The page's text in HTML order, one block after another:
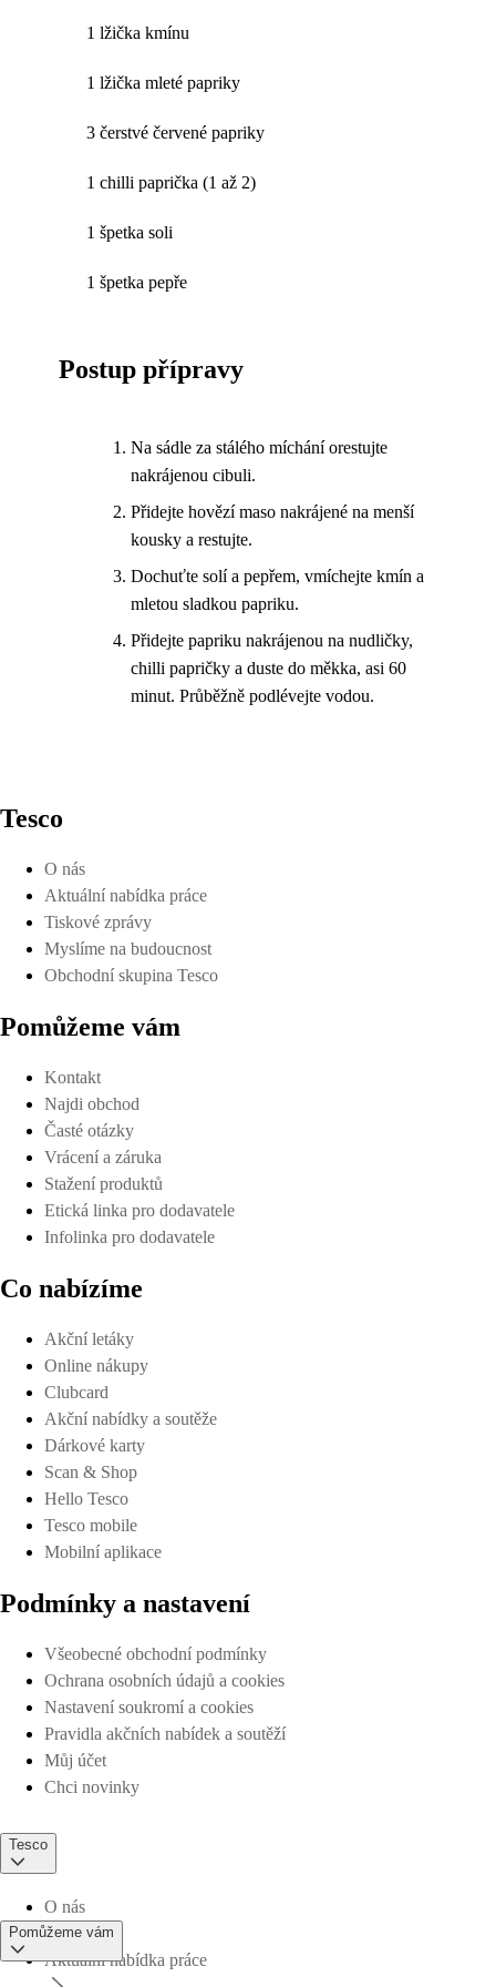
1 lžička kmínu
1 lžička mleté papriky
3 čerstvé červené papriky
1 chilli paprička (1 až 2)
1 špetka soli
1 špetka pepře
Postup přípravy
Na sádle za stálého míchání orestujte
nakrájenou cibuli.
Přidejte hovězí maso nakrájené na menší
kousky a restujte.
Dochuťte solí a pepřem, vmíchejte kmín a
mletou sladkou papriku.
Přidejte papriku nakrájenou na nudličky,
chilli papričky a duste do měkka, asi 60
minut. Průběžně podlévejte vodou.
Tesco
O nás
Aktuální nabídka práce
Tiskové zprávy
Myslíme na budoucnost
Obchodní skupina Tesco
Pomůžeme vám
Kontakt
Najdi obchod
Časté otázky
Vrácení a záruka
Stažení produktů
Etická linka pro dodavatele
Infolinka pro dodavatele
Co nabízíme
Akční letáky
Online nákupy
Clubcard
Akční nabídky a soutěže
Dárkové karty
Scan & Shop
Hello Tesco
Tesco mobile
Mobilní aplikace
Podmínky a nastavení
Všeobecné obchodní podmínky
Ochrana osobních údajů a cookies
Nastavení soukromí a cookies
Pravidla akčních nabídek a soutěží
Můj účet
Chci novinky
Tesco
O nás
Aktuální nabídka práce
Pomůžeme vám